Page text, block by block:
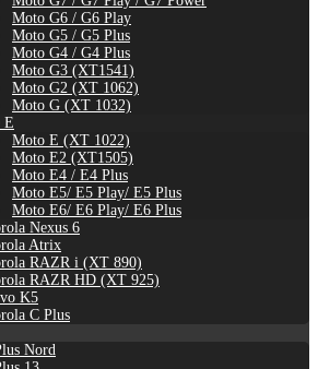
Moto G6 / G6 Play
Moto G5 / G5 Plus
Moto G4 / G4 Plus
Moto G3 (XT1541)
Moto G2 (XT 1062)
Moto G (XT 1032)
E
Moto E (XT 1022)
Moto E2 (XT1505)
Moto E4 / E4 Plus
Moto E5/ E5 Play/ E5 Plus
Moto E6/ E6 Play/ E6 Plus
Nexus 6
Atrix
RAZR i (XT 890)
RAZR HD (XT 925)
K5
C Plus
Nord